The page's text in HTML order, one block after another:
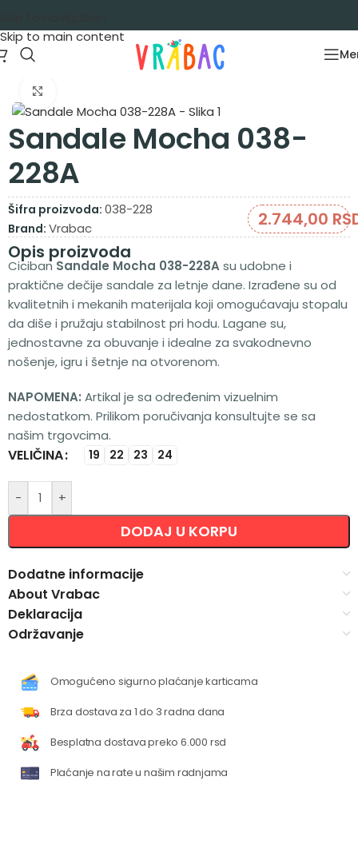
Skip to main content
Trajno niske cene obuća
Sandale Mocha 038-
228A
Šifra proizvoda: 038-228
Brand: Vrabac 2.744,00
Opis proizvoda
Ciciban Sandale Mocha 038-228Asu udobne i
praktične dečije sandale za letnje dane. Izrađene su od
kvalitetnih i mekanih materijala koji omogućavaju stopalu
da diše i pružaju stabilnost pri hodu. Lagane su,
jednostavne za obuvanje i idealne za svakodnevno
nošenje, igru i šetnje na otvorenom.
NAPOMENA: Artikal je sa određenim vizuelnim
nedostatkom. Prilikom poručivanja konsultujte se sa
našim trgovcima.
VELIČINA 19 22 23 24
- +
DODAJ U KORPU
Alternative:
Dodatne informacije
About Vrabac
Deklaracija
Održavanje
Omogućeno sigurno plaćanje karticama
Brza dostava za 1 do 3 radna dana
Besplatna dostava preko 6.000 rsd
Plaćanje na rate u našim radnjama